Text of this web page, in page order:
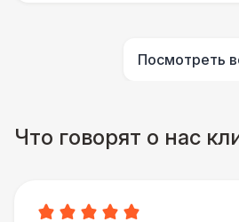
Посмотреть
Что говорят о нас